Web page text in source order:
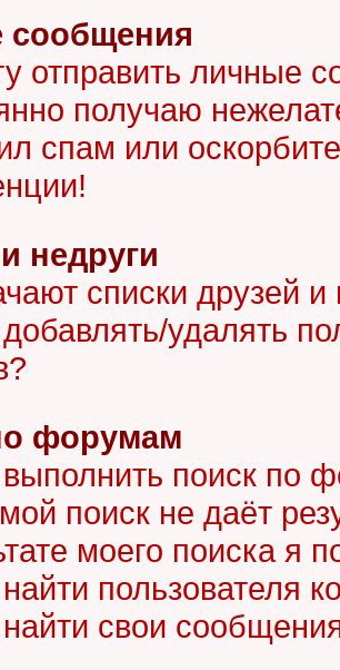
отправить личные
получаю
спам или
недруги
списки друзей и
удалять
форумам
поиск по
поиск не даёт
моего поиска я
пользователя
свои